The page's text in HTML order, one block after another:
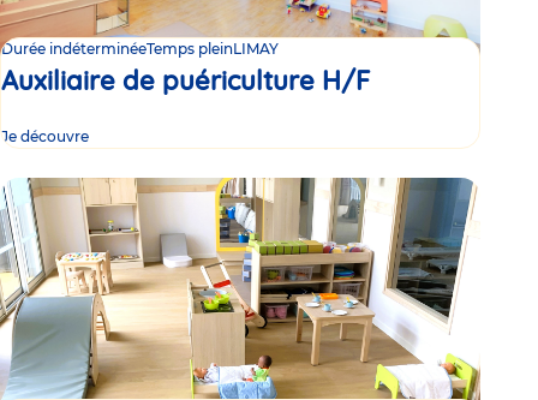
Durée indéterminéeTemps pleinLIMAY
Auxiliaire de puériculture H/F
Je découvre